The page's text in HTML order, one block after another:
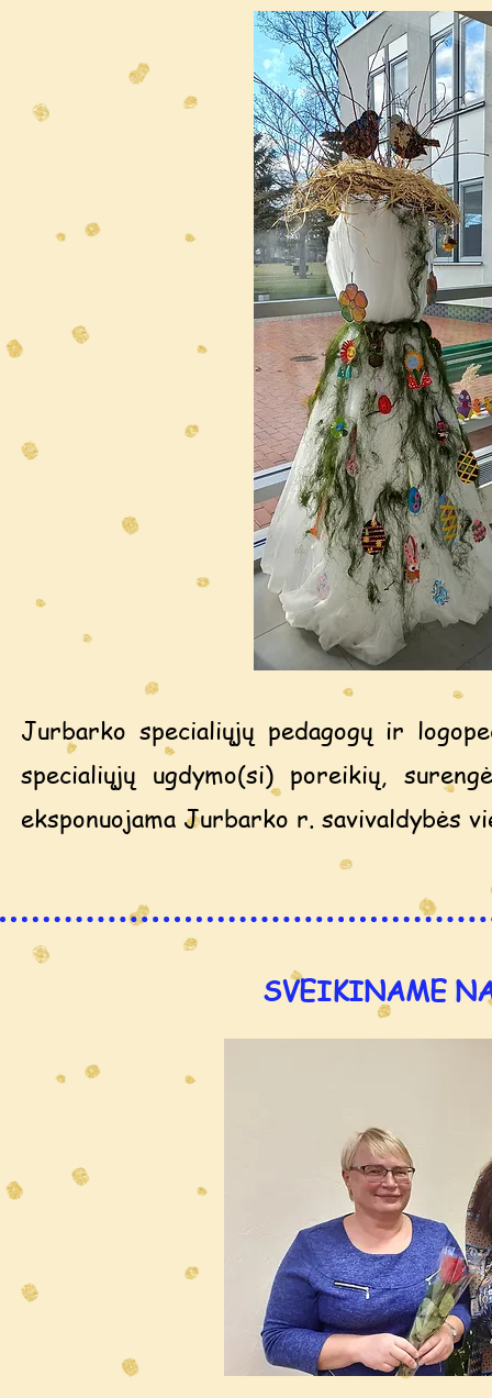
Jurbarko specialiųjų pedagogų ir
specialiųjų ugdymo(si) poreikių,
eksponuojama Jurbarko r. savivaldybės
Kviečiame
SVEIKINAME